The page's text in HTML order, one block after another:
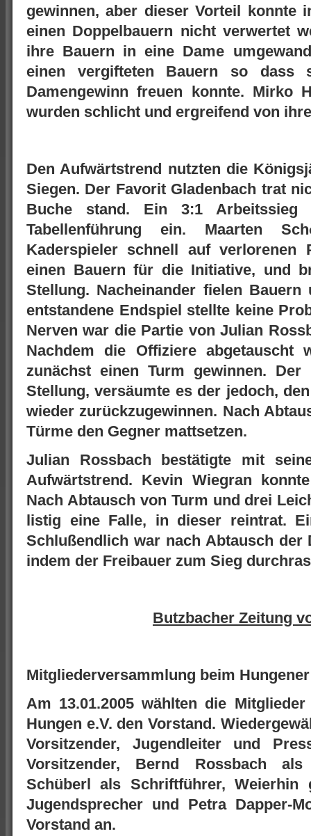
gewinnen, aber dieser Vorteil konnte
einen Doppelbauern nicht verwertet
ihre Bauern in eine Dame
einen vergifteten Bauern so dass
Damengewinn freuen konnte. Mirko
wurden schlicht und ergreifend von
Den Aufwärtstrend nutzten die
Siegen. Der Favorit Gladenbach trat
Buche stand. Ein 3:1 Arbeitssieg
Tabellenführung ein. Maarten
Kaderspieler schnell auf verlorenen
einen Bauern für die Initiative, und
Stellung. Nacheinander fielen
entstandene Endspiel stellte keine
Nerven war die Partie von Julian
Nachdem die Offiziere abgetauscht
zunächst einen Turm gewinnen.
Stellung, versäumte es der jedoch,
wieder zurückzugewinnen. Nach
Türme den Gegner mattsetzen.
Julian Rossbach bestätigte mit
Aufwärtstrend. Kevin Wiegran
Nach Abtausch von Turm und drei
listig eine Falle, in dieser reintrat.
Schlußendlich war nach Abtausch der
indem der Freibauer zum Sieg
Butzbacher Zeitung
Mitgliederversammlung beim
Am 13.01.2005 wählten die
Hungen e.V. den Vorstand.
Vorsitzender, Jugendleiter und
Vorsitzender, Bernd Rossbach
Schüberl als Schriftführer, Weierhin
Jugendsprecher und Petra Dapper-
Vorstand an.